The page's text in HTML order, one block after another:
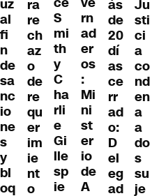
uz
al
fi
n
de
sa
nc
io
ne
s
y
bl
oq
ra
re
ch
az
o
de
re
qu
er
im
ie
nt
o
S
mi
th
y
C
ha
rli
e
Gi
lle
sp
ie
rn
ad
er
os
:
Mi
ni
st
er
io
de
A
ás
de
20
dí
as
ce
rr
ad
o:
D
el
eg
ad
Ju
sti
ci
a
co
nd
en
a
a
do
s
su
je